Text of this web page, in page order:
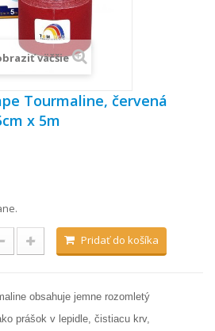
väčšie
Tourmaline, červená
x 5m
Pridať do košíka
obsahuje jemne rozomletý
prášok v lepidle, čistiacu krv,